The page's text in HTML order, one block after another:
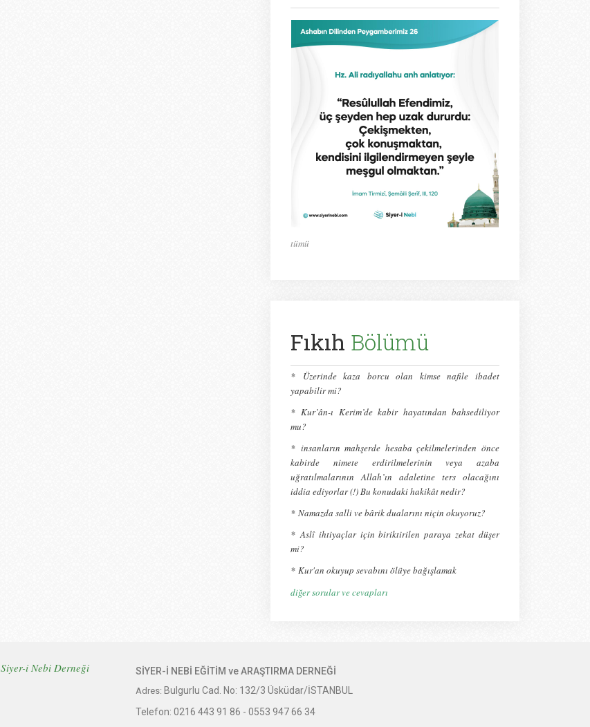
tümü
Fıkıh Bölümü
* Üzerinde kaza borcu olan kimse nafile ibadet
yapabilir mi?
*Kur’ân-ı Kerim’de kabir hayatından bahsediliyor
mu?
* insanların mahşerde hesaba çekilmelerinden önce
kabirde nimete erdirilmelerinin veya azaba
uğratılmalarının Allah’ın adaletine ters olacağını
iddia ediyorlar (!) Bu konudaki hakikât nedir?
* Namazda salli ve bârik dualarını niçin okuyoruz?
*Aslî ihtiyaçlar için biriktirilen paraya zekat düşer
mi?
* Kur'an okuyup sevabını ölüye bağışlamak
diğer sorular ve cevapları
Siyer-i Nebi Derneği SİYER-İ NEBİ EĞİTİM ve ARAŞTIRMA DERNEĞİ
Adres: Bulgurlu Cad. No: 132/3 Üsküdar/İSTANBUL
Telefon: 0216 443 91 86 - 0553 947 66 34